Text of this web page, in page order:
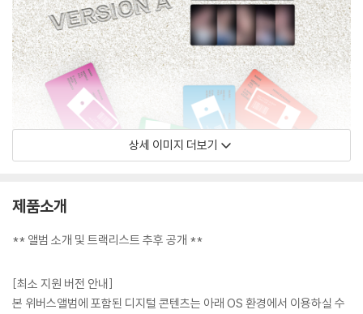
상세 이미지 더보기
제품소개
** 앨범 소개 및 트랙리스트 추후 공개 **
[최소 지원 버전 안내]
본 위버스앨범에 포함된 디지털 콘텐츠는 아래 OS 환경에서 이용하실 수